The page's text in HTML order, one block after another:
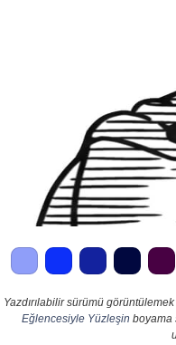
Yazdırılabilir sürümü
Eğlencesiyle Yüzleşin boyama